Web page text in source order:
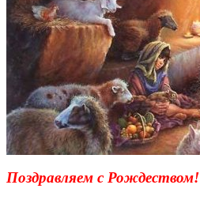
Поздравляем с Рождеством!